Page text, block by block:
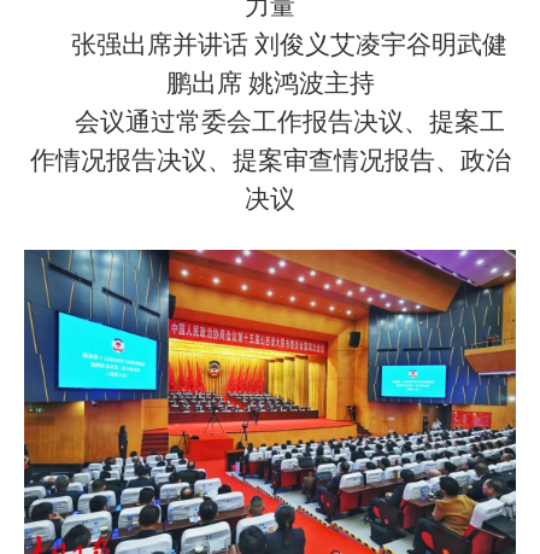
力量
张强出席并讲话 刘俊义艾凌宇谷明武健
鹏出席 姚鸿波主持
会议通过常委会工作报告决议、提案工
作情况报告决议、提案审查情况报告、政治
决议